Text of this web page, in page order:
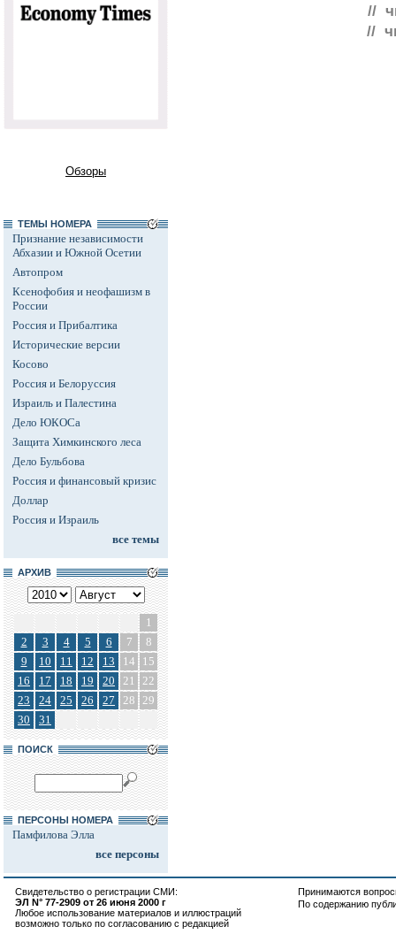
Обзоры
ТЕМЫ НОМЕРА
Признание независимости
Абхазии и Южной Осетии
Автопром
Ксенофобия и неофашизм в
России
Россия и Прибалтика
Исторические версии
Косово
Россия и Белоруссия
Израиль и Палестина
Дело ЮКОСа
Защита Химкинского леса
Дело Бульбова
Россия и финансовый кризис
Доллар
Россия и Израиль
все темы
АРХИВ
1
2
3 4 5 6 7
8
9
10 11 12 13 14
15
16
17 18 19 20 21
22
23
24 25 26 27 28 29
30
31
ПОИСК
ПЕРСОНЫ НОМЕРА
Памфилова Элла
все персоны
//
//
Свидетельство о регистрации СМИ:
ЭЛ N° 77-2909 от 26 июня 2000 г
Любое использование материалов и иллюстраций
возможно только по согласованию с редакцией
Принимаются
По содержанию